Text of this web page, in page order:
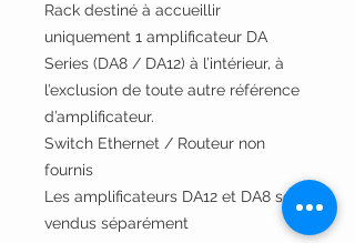
Rack destiné à accueillir
uniquement 1 amplificateur DA
Series (DA8 / DA12) à l’intérieur, à
l’exclusion de toute autre référence
d’amplificateur.
Switch Ethernet / Routeur non
fournis
Les amplificateurs DA12 et DA8 sont
vendus séparément